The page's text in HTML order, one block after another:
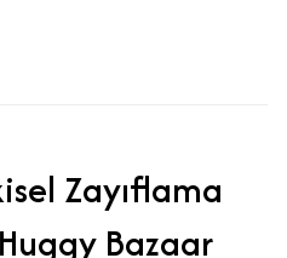
Zayıflama
Bazaar